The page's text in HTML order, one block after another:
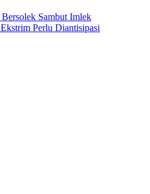
Sambut Imlek
Perlu Diantisipasi